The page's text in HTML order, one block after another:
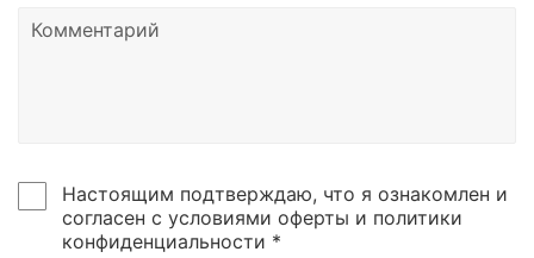
Настоящим подтверждаю, что я ознакомлен и
согласен с условиями оферты и политики
конфиденциальности *